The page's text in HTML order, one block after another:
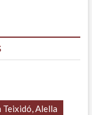
Teixidó, Alella